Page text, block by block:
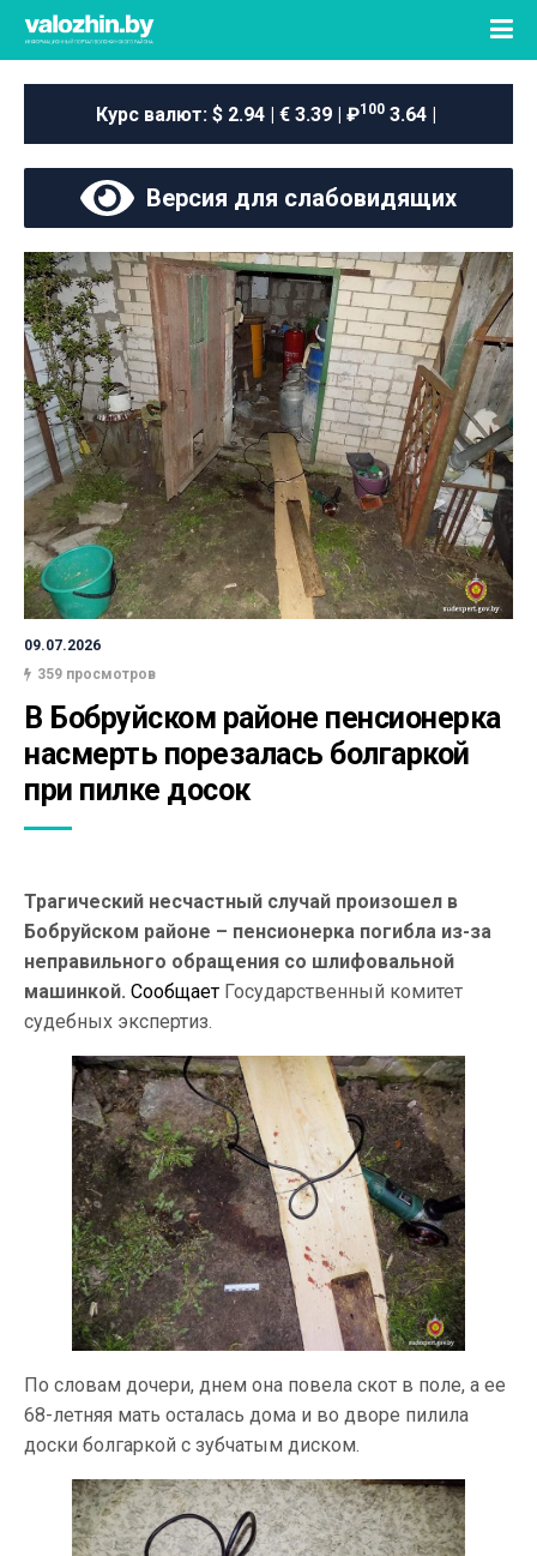
Курс валют: $ 2.94 | € 3.39 | ₽100 3.64 |
Версия для слабовидящих
09.07.2026
359 просмотров
В Бобруйском районе пенсионерка
насмерть порезалась болгаркой
при пилке досок
Трагический несчастный случай произошел в
Бобруйском районе – пенсионерка погибла из-за
неправильного обращения со шлифовальной
машинкой. Сообщает Государственный комитет
судебных экспертиз.
По словам дочери, днем она повела скот в поле, а ее
68-летняя мать осталась дома и во дворе пилила
доски болгаркой с зубчатым диском.